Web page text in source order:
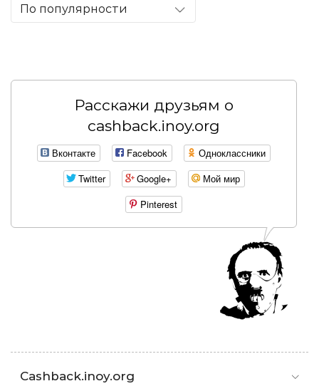
По популярности
Расскажи друзьям о
cashback.inoy.org
Вконтакте Facebook
Одноклассники
Twitter
Google+
Мой мир
Pinterest
Cashback.inoy.org